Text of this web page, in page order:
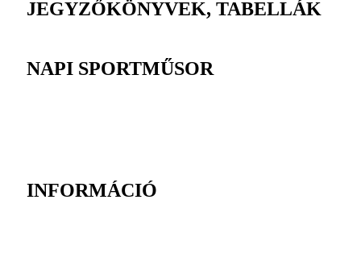
JEGYZŐKÖNYVEK, TABELLÁK
NAPI SPORTMŰSOR
INFORMÁCIÓ